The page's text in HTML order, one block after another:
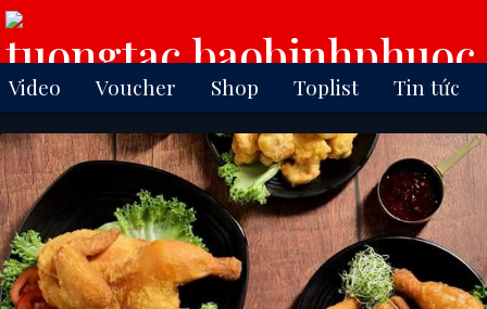
Video Voucher Shop Toplist Tin tức